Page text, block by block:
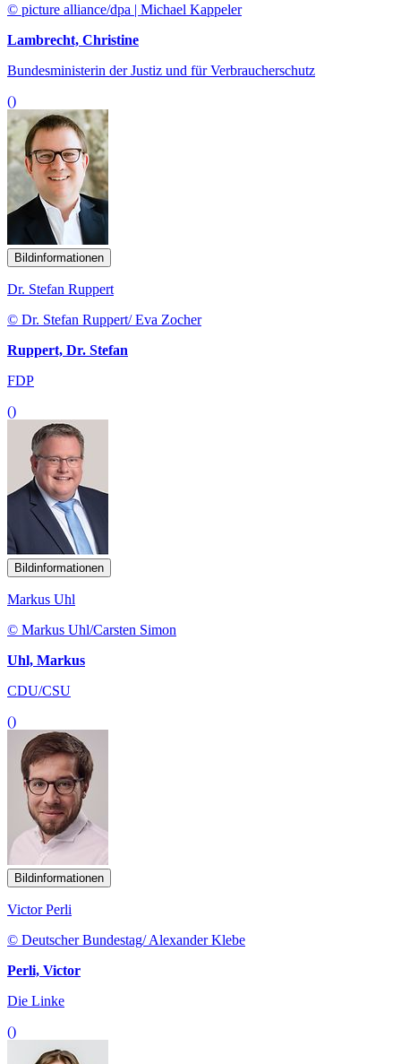
© picture alliance/dpa | Michael Kappeler
Lambrecht, Christine
Bundesministerin der Justiz und für Verbraucherschutz
()
Bildinformationen
Dr. Stefan Ruppert
© Dr. Stefan Ruppert/ Eva Zocher
Ruppert, Dr. Stefan
FDP
()
Bildinformationen
Markus Uhl
© Markus Uhl/Carsten Simon
Uhl, Markus
CDU/CSU
()
Bildinformationen
Victor Perli
© Deutscher Bundestag/ Alexander Klebe
Perli, Victor
Die Linke
()